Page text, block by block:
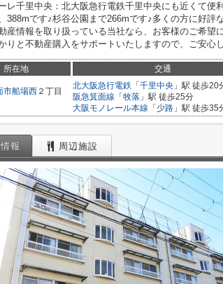
レ千里中央：北大阪急行電鉄千里中央にも近くて便
388mです♪杉谷公園まで266mです♪多くの方に好評
産情報を取り扱っている当社なら、お客様のご希望
りと不動産購入をサポートいたしますので、ご安心
所在地 交通
市船場西 ２丁目
北大阪急行電鉄 「 千里中央 」駅 徒歩20
阪急箕面線 「 牧落 」駅 徒歩25分
大阪モノレール本線 「 少路 」駅 徒歩35
報 周辺施設